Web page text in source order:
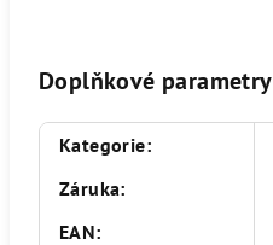
Doplňkové parametry
Kategorie:
Záruka:
EAN: